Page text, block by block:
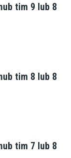
tim 9 lub 8
tim 8 lub 8
tim 7 lub 8